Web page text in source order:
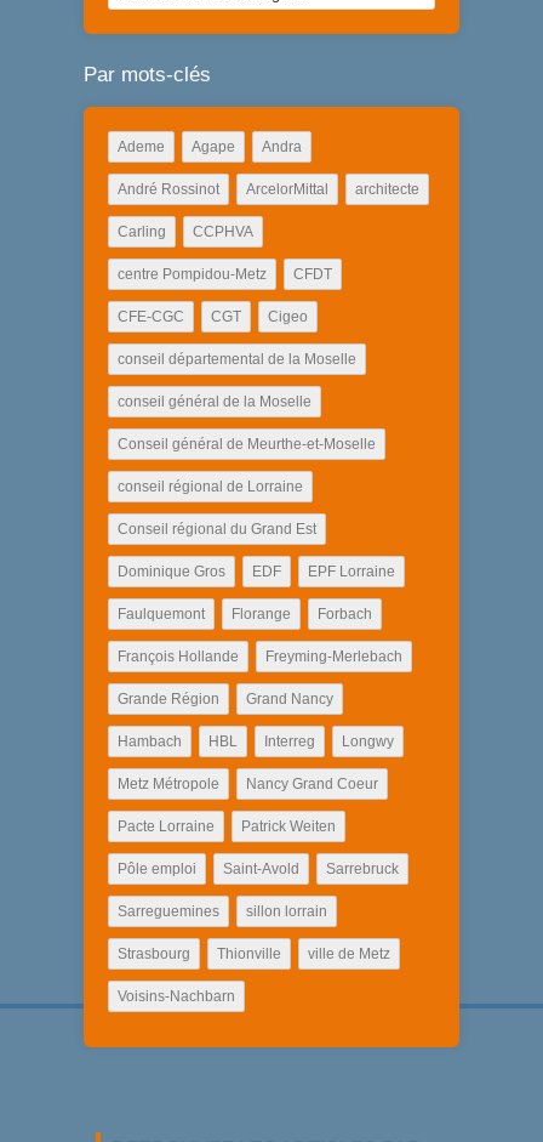
par
catégorie
Par mots-clés
Ademe Agape Andra
André Rossinot ArcelorMittal architecte
Carling CCPHVA
centre Pompidou-Metz CFDT
CFE-CGC CGT Cigeo
conseil départemental de la Moselle
conseil général de la Moselle
Conseil général de Meurthe-et-Moselle
conseil régional de Lorraine
Conseil régional du Grand Est
Dominique Gros EDF EPF Lorraine
Faulquemont Florange Forbach
François Hollande Freyming-Merlebach
Grande Région Grand Nancy
Hambach HBL Interreg Longwy
Metz Métropole Nancy Grand Coeur
Pacte Lorraine Patrick Weiten
Pôle emploi Saint-Avold Sarrebruck
Sarreguemines sillon lorrain
Strasbourg Thionville ville de Metz
Voisins-Nachbarn